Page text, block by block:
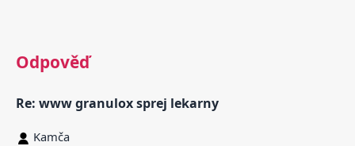
Odpověď
Re: www granulox sprej lekarny
Kamča